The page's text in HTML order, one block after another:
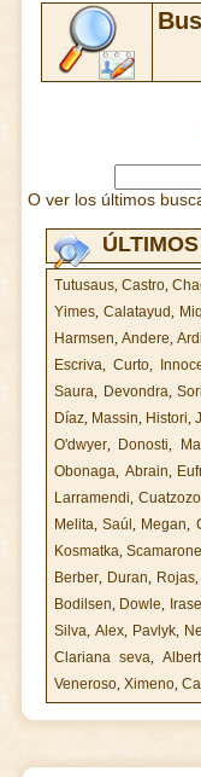
O ver los últimos
Tutusaus,Castro,
Yimes, Calatayud,
Harmsen, Andere,
Escriva, Curto,
Saura, Devondra,
Díaz, Massin, Histori,
O'dwyer, Donosti,
Obonaga, Abrain,
Larramendi,
Melita,Saúl, Megan,
Kosmatka,
Berber, Duran, Rojas,
Bodilsen, Dowle,
Silva, Alex, Pavlyk,
Clariana seva,
Veneroso, Ximeno,